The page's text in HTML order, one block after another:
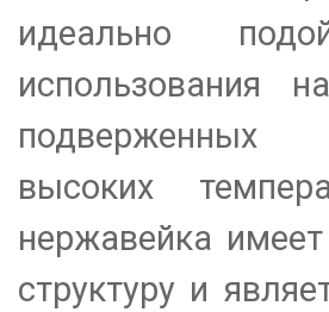
идеально
использования
подверженных
высоких
нержавейка
структуру и